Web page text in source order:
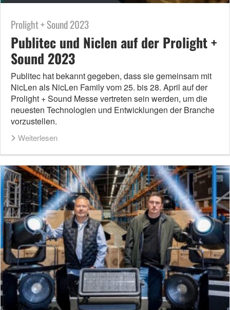
Prolight + Sound 2023
Publitec und Niclen auf der Prolight +
Sound 2023
Publitec hat bekannt gegeben, dass sie gemeinsam mit
NicLen als NicLen Family vom 25. bis 28. April auf der
Prolight + Sound Messe vertreten sein werden, um die
neuesten Technologien und Entwicklungen der Branche
vorzustellen.
Weiterlesen